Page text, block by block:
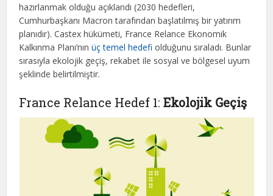
hazırlanmak olduğu açıklandı (2030 hedefleri,
Cumhurbaşkanı Macron tarafından başlatılmış bir yatırım
planıdır). Castex hükümeti, France Relance Ekonomik
Kalkınma Planı’nınüç temel hedefi olduğunu sıraladı. Bunlar
sırasıyla ekolojik geçiş, rekabet ile sosyal ve bölgesel uyum
şeklinde belirtilmiştir.
France Relance Hedef 1: Ekolojik Geçiş